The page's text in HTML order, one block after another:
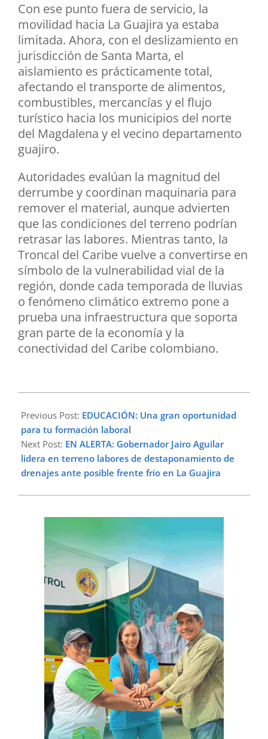
Con ese punto fuera de servicio, la
movilidad hacia La Guajira ya estaba
limitada. Ahora, con el deslizamiento en
jurisdicción de Santa Marta, el
aislamiento es prácticamente total,
afectando el transporte de alimentos,
combustibles, mercancías y el flujo
turístico hacia los municipios del norte
del Magdalena y el vecino departamento
guajiro.
Autoridades evalúan la magnitud del
derrumbe y coordinan maquinaria para
remover el material, aunque advierten
que las condiciones del terreno podrían
retrasar las labores. Mientras tanto, la
Troncal del Caribe vuelve a convertirse en
símbolo de la vulnerabilidad vial de la
región, donde cada temporada de lluvias
o fenómeno climático extremo pone a
prueba una infraestructura que soporta
gran parte de la economía y la
conectividad del Caribe colombiano.
02-
24
Previous Post: EDUCACIÓN: Una gran oportunidad
para tu formación laboral
Next Post: EN ALERTA: Gobernador Jairo Aguilar
lidera en terreno labores de destaponamiento de
drenajes ante posible frente frío en La Guajira